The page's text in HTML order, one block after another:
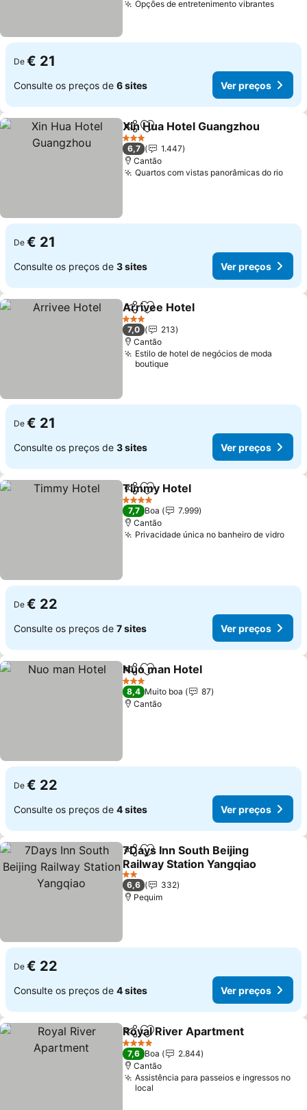
Opções de entretenimento vibrantes
De € 21
Consulte os preços de 6 sites Ver preços
PartilharAdicionar aos favoritos
Xin Hua Hotel Guangzhou
3 Estrelas
6,7
1.447
Cantão
Quartos com vistas panorâmicas do rio
De € 21
Consulte os preços de 3 sites Ver preços
PartilharAdicionar aos favoritos
Arrivee Hotel
3 Estrelas
7,0
213
Cantão
Estilo de hotel de negócios de moda
boutique
De € 21
Consulte os preços de 3 sites Ver preços
PartilharAdicionar aos favoritos
Timmy Hotel
4 Estrelas
7,7 Boa
7.999
Cantão
Privacidade única no banheiro de vidro
De € 22
Consulte os preços de 7 sites Ver preços
PartilharAdicionar aos favoritos
Nuo man Hotel
3 Estrelas
8,4 Muito boa
87
Cantão
De € 22
Consulte os preços de 4 sites Ver preços
PartilharAdicionar aos favoritos
7Days Inn South Beijing
Railway Station Yangqiao
2 Estrelas
6,6
332
Pequim
De € 22
Consulte os preços de 4 sites Ver preços
PartilharAdicionar aos favoritos
Royal River Apartment
4 Estrelas
7,6 Boa
2.844
Cantão
Assistência para passeios e ingressos no
local